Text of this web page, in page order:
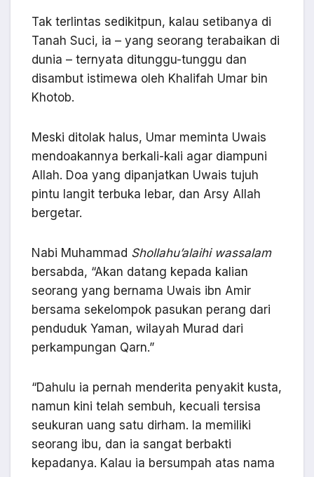
Tak terlintas sedikitpun, kalau setibanya di
Tanah Suci, ia – yang seorang terabaikan di
dunia – ternyata ditunggu-tunggu dan
disambut istimewa oleh Khalifah Umar bin
Khotob.
Meski ditolak halus, Umar meminta Uwais
mendoakannya berkali-kali agar diampuni
Allah. Doa yang dipanjatkan Uwais tujuh
pintu langit terbuka lebar, dan Arsy Allah
bergetar.
Nabi Muhammad Shollahu’alaihi wassalam
bersabda, “Akan datang kepada kalian
seorang yang bernama Uwais ibn Amir
bersama sekelompok pasukan perang dari
penduduk Yaman, wilayah Murad dari
perkampungan Qarn.”
“Dahulu ia pernah menderita penyakit kusta,
namun kini telah sembuh, kecuali tersisa
seukuran uang satu dirham. Ia memiliki
seorang ibu, dan ia sangat berbakti
kepadanya. Kalau ia bersumpah atas nama